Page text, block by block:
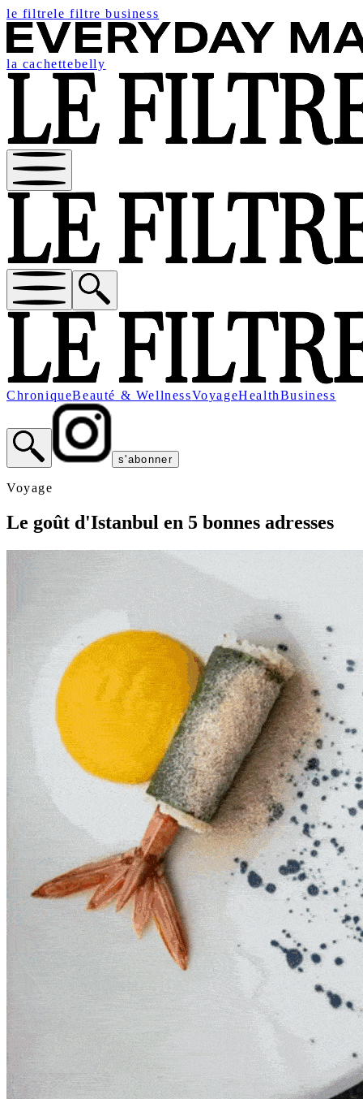
le filtrele filtre business
la cachettebelly
ChroniqueBeauté & WellnessVoyageHealthBusiness
s'abonner
Voyage
Le goût d'Istanbul en 5 bonnes adresses